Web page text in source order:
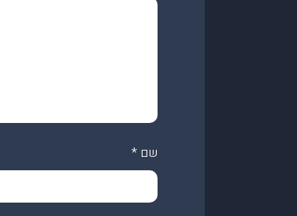
שם *